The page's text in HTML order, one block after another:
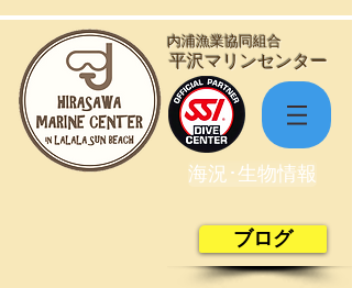
​平沢マリンセンター
​内浦漁業協同組合
海況･生物情報
ブログ